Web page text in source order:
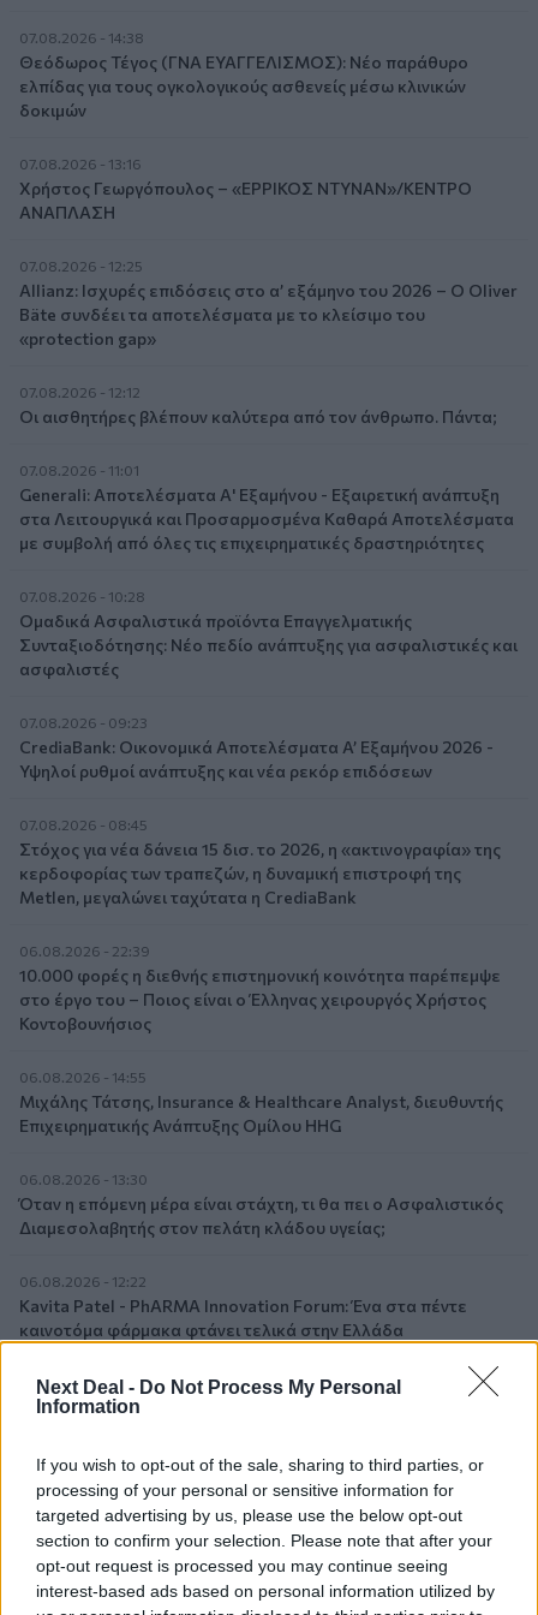
Next Deal - Do Not Process My Personal
Information
If you wish to opt-out of the sale, sharing to third parties, or
processing of your personal or sensitive information for
targeted advertising by us, please use the below opt-out
section to confirm your selection. Please note that after your
opt-out request is processed you may continue seeing
interest-based ads based on personal information utilized by
07.08.2026 - 14:38
Θεόδωρος Τέγος (ΓΝΑ ΕΥΑΓΓΕΛΙΣΜΟΣ): Νέο παράθυρο
ελπίδας για τους ογκολογικούς ασθενείς μέσω κλινικών
δοκιμών
07.08.2026 - 13:16
Χρήστος Γεωργόπουλος – «ΕΡΡΙΚΟΣ ΝΤΥΝΑΝ»/ΚΕΝΤΡΟ
ΑΝΑΠΛΑΣΗ
07.08.2026 - 12:25
Allianz: Ισχυρές επιδόσεις στο α’ εξάμηνο του 2026 – Ο Oliver
Bäte συνδέει τα αποτελέσματα με το κλείσιμο του
«protection gap»
07.08.2026 - 12:12
Οι αισθητήρες βλέπουν καλύτερα από τον άνθρωπο. Πάντα;
07.08.2026 - 11:01
Generali: Αποτελέσματα Α' Εξαμήνου - Εξαιρετική ανάπτυξη
στα Λειτουργικά και Προσαρμοσμένα Καθαρά Αποτελέσματα
με συμβολή από όλες τις επιχειρηματικές δραστηριότητες
07.08.2026 - 10:28
Ομαδικά Ασφαλιστικά προϊόντα Επαγγελματικής
Συνταξιοδότησης: Νέο πεδίο ανάπτυξης για ασφαλιστικές και
ασφαλιστές
07.08.2026 - 09:23
CrediaBank: Οικονομικά Αποτελέσματα A’ Εξαμήνου 2026 -
Υψηλοί ρυθμοί ανάπτυξης και νέα ρεκόρ επιδόσεων
07.08.2026 - 08:45
Στόχος για νέα δάνεια 15 δισ. το 2026, η «ακτινογραφία» της
κερδοφορίας των τραπεζών, η δυναμική επιστροφή της
Metlen, μεγαλώνει ταχύτατα η CrediaBank
06.08.2026 - 22:39
10.000 φορές η διεθνής επιστημονική κοινότητα παρέπεμψε
στο έργο του – Ποιος είναι ο Έλληνας χειρουργός Χρήστος
Κοντοβουνήσιος
06.08.2026 - 14:55
Μιχάλης Τάτσης, Insurance & Healthcare Analyst, διευθυντής
Επιχειρηματικής Ανάπτυξης Ομίλου HHG
06.08.2026 - 13:30
Όταν η επόμενη μέρα είναι στάχτη, τι θα πει ο Ασφαλιστικός
Διαμεσολαβητής στον πελάτη κλάδου υγείας;
06.08.2026 - 12:22
Kavita Patel - PhARMA Innovation Forum: Ένα στα πέντε
καινοτόμα φάρμακα φτάνει τελικά στην Ελλάδα
06.08.2026 - 11:37
Μείωση ασφαλιστικών εισφορών ύψους 240 εκατ. ευρώ
06.08.2026 - 10:45
Ευρώπη: Μπορεί η κλιματική αλλαγή να οδηγήσει σε
ενεργειακή κρίση;
06.08.2026 - 09:15